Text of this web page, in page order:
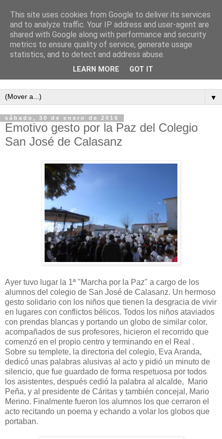
Semanario independiente de Calañas
▼
sábado, 30 de enero de 2016
Emotivo gesto por la Paz del Colegio
San José de Calasanz
Ayer tuvo lugar la 1ª "Marcha por la Paz" a cargo de los
alumnos del colegio de San José de Calasanz. Un hermoso
gesto solidario con los niños que tienen la desgracia de vivir
en lugares con conflictos bélicos. Todos los niños ataviados
con prendas blancas y portando un globo de similar color,
acompañados de sus profesores, hicieron el recorrido que
comenzó en el propio centro y terminando en el Real .
Sobre su templete, la directoria del colegio, Eva Aranda,
dedicó unas palabras alusivas al acto y pidió un minuto de
silencio, que fue guardado de forma respetuosa por todos
los asistentes, después cedió la palabra al alcalde, Mario
Peña, y al presidente de Cáritas y también concejal, Mario
Merino. Finalmente fueron los alumnos los que cerraron el
acto recitando un poema y echando a volar los globos que
portaban.
This site uses cookies from Google to deliver its services
and to analyze traffic. Your IP address and user-agent are
shared with Google along with performance and security
metrics to ensure quality of service, generate usage
statistics, and to detect and address abuse.
LEARN MORE GOT IT